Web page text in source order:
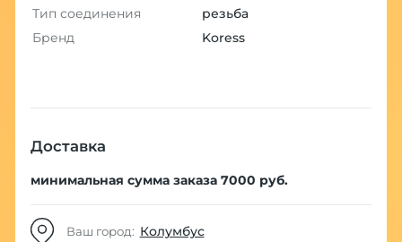
Тип соединения
резьба
Бренд
Koress
Доставка
минимальная сумма заказа 7000 руб.
Ваш город: Колумбус